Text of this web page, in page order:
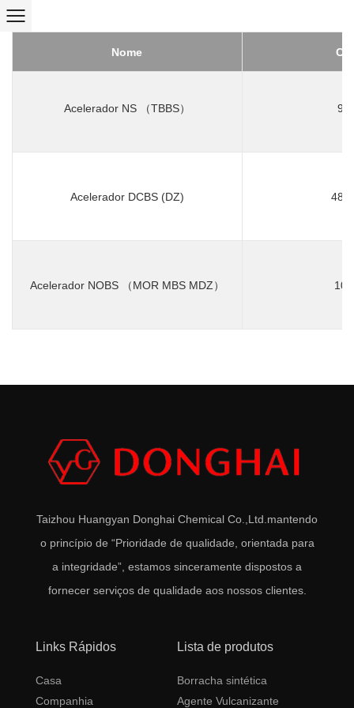
Nome
Acelerador NS （TBBS）
Acelerador DCBS (DZ)
Acelerador NOBS （MOR MBS MDZ）
Taizhou Huangyan Donghai Chemical Co.,Ltd. mantendo
o princípio de “Prioridade de qualidade, orientada para
a integridade”, estamos sinceramente dispostos a
fornecer serviços de qualidade aos nossos clientes.
Links Rápidos
Casa
Companhia
Lista de produtos
Borracha sintética
Agente Vulcanizante